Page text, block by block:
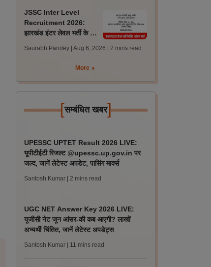
JSSC Inter Level
Recruitment 2026:
झारखंड इंटर लेवल भर्ती के लिए
Saurabh Pandey | Aug 6, 2026 | 2 mins read
More
[सम्बंधित खबर]
UPESSC UPTET Result 2026 LIVE:
यूपीटीईटी रिजल्ट @upessc.up.gov.in पर
जल्द, जानें लेटेस्ट अपडेट, पासिंग मार्क्स
Santosh Kumar | 2 mins read
UGC NET Answer Key 2026 LIVE:
यूजीसी नेट जून आंसर-की कब आएगी? लाखों
अभ्यर्थी चिंतित, जानें लेटेस्ट अपडेट्स
Santosh Kumar | 11 mins read